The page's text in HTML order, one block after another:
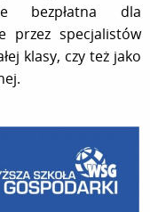
bezpłatna dla
przez specjalistów
klasy, czy też jako